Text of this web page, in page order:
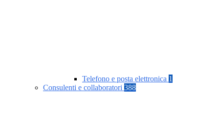
Telefono e posta elettronica 1
Consulenti e collaboratori 388